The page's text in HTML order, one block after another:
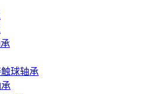
球轴承